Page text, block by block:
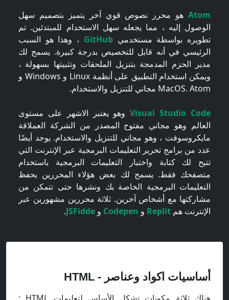
Atom هو محرر نصوص قوي آخر يتميز بتصميم سهل
الوصول إليه ، مما يجعله سهل الاستخدام للمبتدئين. تم
تطويره بواسطة مستخدميGitHub ، وهذا هو السبب
الرئيسي في أنه قابل للتخصيص بدرجة كبيرة. يسمح لك
مدير الحزم المدمجة بتنزيل الملحقات وتثبيتها بسهولة ،
ويمكن استخدام التطبيق على أنظمة Linux و Windows و
MacOS. Atom مجاني للتنزيل والاستخدام.
Visual Studio Codeوهو يعتبر الاشهر على مستوى
العالم وهو مجاني مفتوح المصدر من الشركة العملاقة
مايكروسوفت ، وهو مجاني للتنزيل والاستخدام. يوجد أيضًا
عدد من برامج تحرير التعليمات البرمجية عبر الإنترنت التي
تتيح لك كتابة واختبار التعليمات البرمجية باستخدام
متصفحك فقط. يسمح لك بعض هؤلاء المحررين بحفظ
التعليمات البرمجية الخاصة بك ونشرها حتى تتمكن من
مشاركتها مع أشخاص آخرين. ثلاثة محررين مشهورين عبر
الإنترنت هم Replit و Codepen و JSFidde
.
أساسيات اكواد وعناصر - HTML